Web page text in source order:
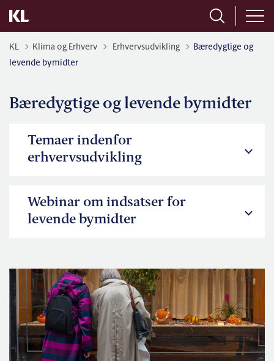
KL Klima og Erhverv Tilbage til
Erhvervsudvikling
Bæredygtige og
levende bymidter
Bæredygtige og levende bymidter
Temaer indenfor
erhvervsudvikling
Webinar om indsatser for
levende bymidter